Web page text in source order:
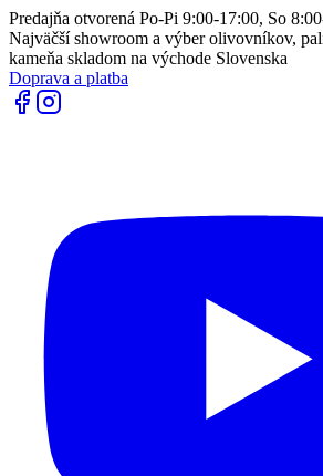
Predajňa otvorená Po-Pi 9:00-17:00, So
Najväčší showroom a výber olivovníkov,
kameňa skladom na východe Slovenska
Doprava a platba